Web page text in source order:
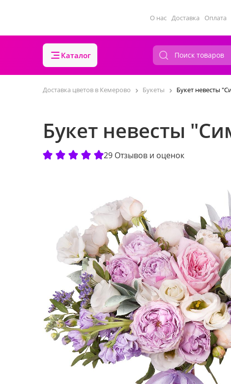
О нас Доставка Оплата
Каталог
Доставка цветов в Кемерово Букеты Букет невесты
Букет невесты
29 Отзывов и оценок